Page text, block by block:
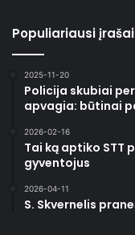
Populiariausi įrašai
2025-11-20
Policija skubiai
apvagia: būtinai
2026-02-16
Tai ką aptiko STT
gyventojus
2026-04-11
S. Skvernelis